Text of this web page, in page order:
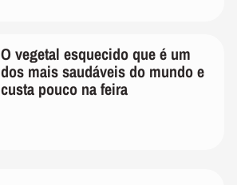
O vegetal esquecido que é um
dos mais saudáveis do mundo e
custa pouco na feira